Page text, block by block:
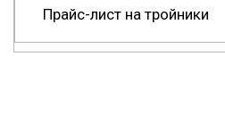
Прайс-лист на тройники